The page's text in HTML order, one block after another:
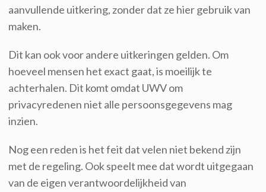
aanvullende uitkering, zonder dat ze hier gebruik van
maken.
Dit kan ook voor andere uitkeringen gelden. Om
hoeveel mensen het exact gaat, is moeilijk te
achterhalen. Dit komt omdat UWV om
privacyredenen niet alle persoonsgegevens mag
inzien.
Nog een reden is het feit dat velen niet bekend zijn
met de regeling. Ook speelt mee dat wordt uitgegaan
van de eigen verantwoordelijkheid van